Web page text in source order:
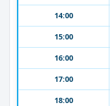
14:00
15:00
16:00
17:00
18:00